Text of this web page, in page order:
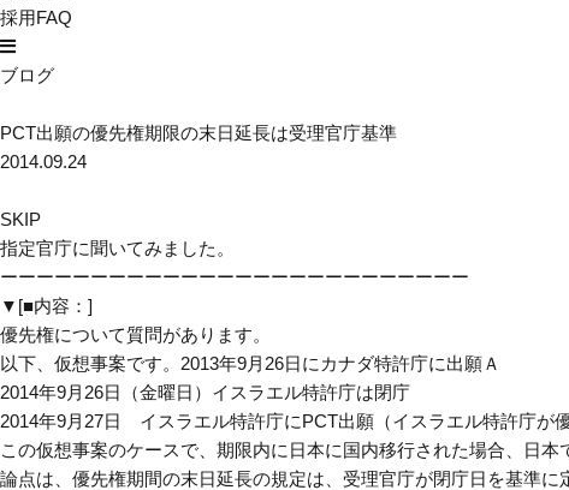
採用FAQ
ブログ
PCT出願の優先権期限の末日延長は受理官庁基準
2014.09.24
SKIP
指定官庁に聞いてみました。
ーーーーーーーーーーーーーーーーーーーーーーーーーー
▼[■内容：]
優先権について質問があります。
以下、仮想事案です。2013年9月26日にカナダ特許庁に出願Ａ
2014年9月26日（金曜日）イスラエル特許庁は閉庁
2014年9月27日 イスラエル特許庁にPCT出願（イスラエル特許庁が
この仮想事案のケースで、期限内に日本に国内移行された場合、日
論点は、優先権期間の末日延長の規定は、受理官庁が閉庁日を基準